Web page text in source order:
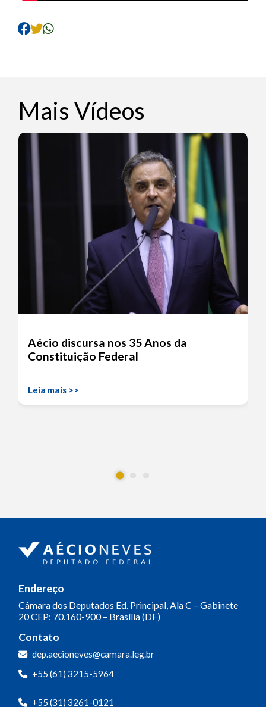
Mais Vídeos
Aécio discursa nos 35 Anos da
Constituição Federal
Leia mais >>
Endereço
Câmara dos Deputados Ed. Principal, Ala C – Gabinete
20CEP: 70.160-900 – Brasília (DF)
Contato
dep.aecioneves@camara.leg.br
+55 (61) 3215-5964
+55 (31) 3261-0121